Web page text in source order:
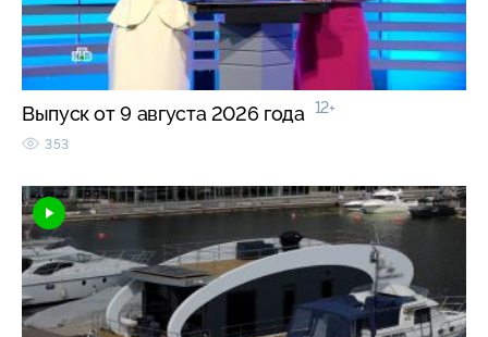
Выпуск от 9 августа 2026 года 12+
353